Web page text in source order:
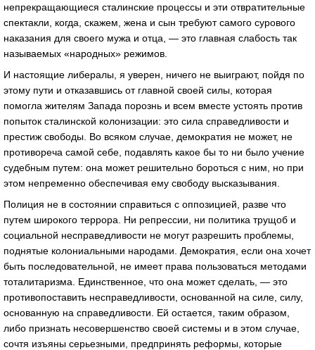
непрекращающиеся сталинские процессы и эти отвратительные
спектакли, когда, скажем, жена и сын требуют самого сурового
наказания для своего мужа и отца, — это главная слабость так
называемых «народных» режимов.
И настоящие либералы, я уверен, ничего не выиграют, пойдя по
этому пути и отказавшись от главной своей силы, которая
помогла жителям Запада порознь и всем вместе устоять против
попыток сталинской колонизации: это сила справедливости и
престиж свободы. Во всяком случае, демократия не может, не
противореча самой себе, подавлять какое бы то ни было учение
судебным путем: она может решительно бороться с ним, но при
этом непременно обеспечивая ему свободу высказывания.
Полиция не в состоянии справиться с оппозицией, разве что
путем широкого террора. Ни репрессии, ни политика трущоб и
социальной несправедливости не могут разрешить проблемы,
поднятые колониальными народами. Демократия, если она хочет
быть последовательной, не имеет права пользоваться методами
тоталитаризма. Единственное, что она может сделать, — это
противопоставить несправедливости, основанной на силе, силу,
основанную на справедливости. Ей остается, таким образом,
либо признать несовершенство своей системы и в этом случае,
сочтя изъяны серьезными, предпринять реформы, которые